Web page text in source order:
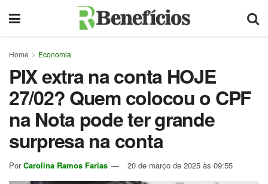
Home Economia
PIX extra na conta HOJE
27/02? Quem colocou o CPF
na Nota pode ter grande
surpresa na conta
Por Carolina Ramos Farias 20 de março de 2025 às 09:55